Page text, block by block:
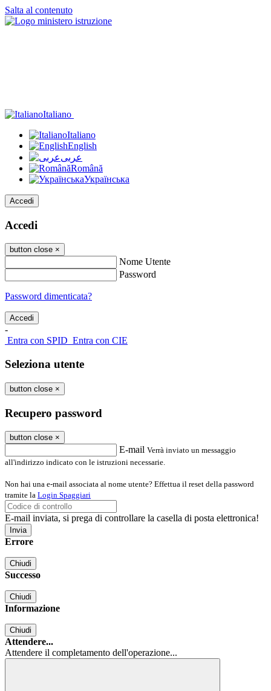
Salta al contenuto
Italiano
Italiano
English
عربى
Română
Українська
Accedi
Accedi
button close ×
Nome Utente
Password
Password dimenticata?
-
Entra con SPID Entra con CIE
Seleziona utente
button close ×
Recupero password
button close ×
E-mail Verrà inviato un messaggio
all'indirizzo indicato con le istruzioni necessarie.
Non hai una e-mail associata al nome utente? Effettua il reset della password
tramite la Login Spaggiari
E-mail inviata, si prega di controllare la casella di posta elettronica!
Errore
Chiudi
Successo
Chiudi
Informazione
Chiudi
Attendere...
Attendere il completamento dell'operazione...